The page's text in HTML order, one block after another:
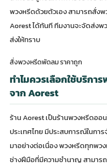
พวงหรีดด้วยตัวเอง สามารถสั่งพ
Aorest ได้ทันที ทีมงานจะจัดส่ง
ส่งให้ทราบ
สั่งพวงหรีดพัดลม ราคาถูก
ทำไมควรเลือกใช้บริกา
จาก Aorest
ร้าน Aorest เป็นร้านพวงหรีดอ
ประเทศไทย มีประสบการณ์ในก
มาอย่างต่อเนื่อง พวงหรีดทุกพ
ช่างฝีมือที่มีความชำนาญ สามาร